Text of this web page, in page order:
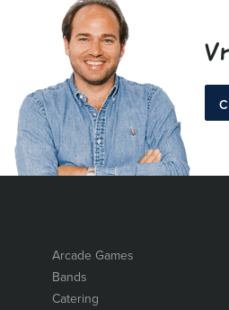
Arcade Games
Bands
Catering